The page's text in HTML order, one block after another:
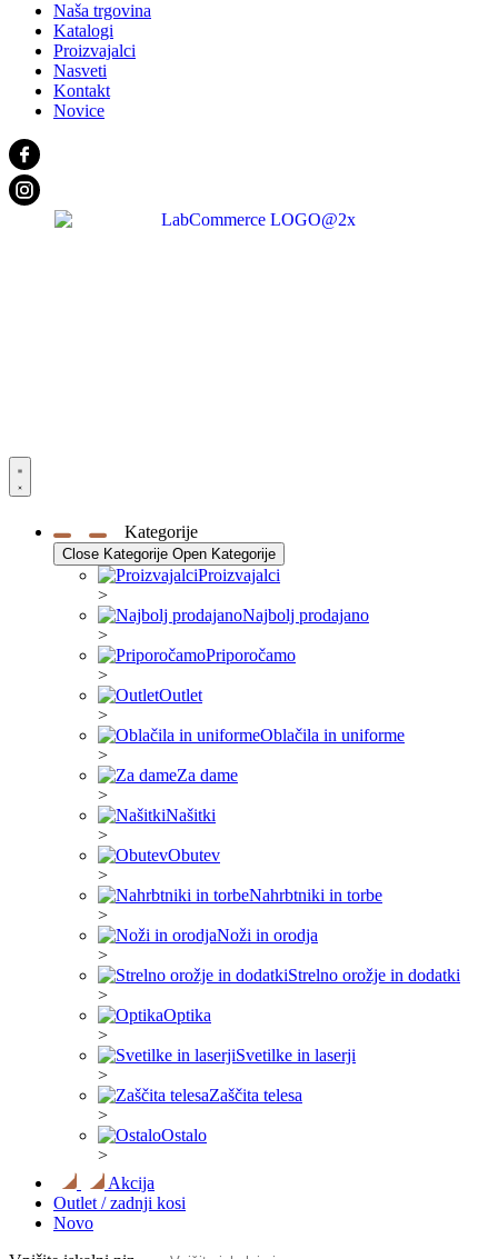
Naša trgovina
Katalogi
Proizvajalci
Nasveti
Kontakt
Novice
Kategorije
Close Kategorije Open Kategorije
Proizvajalci
>
Najbolj prodajano
>
Priporočamo
>
Outlet
>
Oblačila in uniforme
>
Za dame
>
Našitki
>
Obutev
>
Nahrbtniki in torbe
>
Noži in orodja
>
Strelno orožje in dodatki
>
Optika
>
Svetilke in laserji
>
Zaščita telesa
>
Ostalo
>
Akcija
Outlet / zadnji kosi
Novo